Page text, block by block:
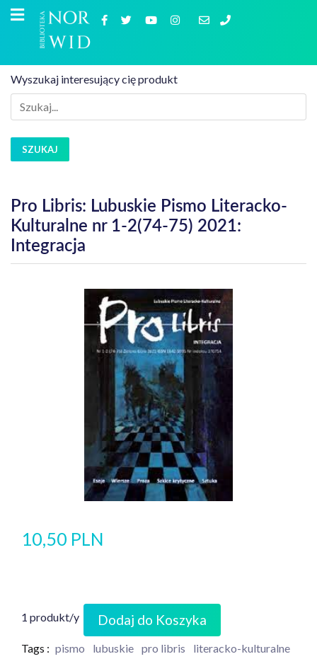
Wyszukaj interesujący cię produkt
SZUKAJ
Pro Libris: Lubuskie Pismo Literacko-
Kulturalne nr 1-2(74-75) 2021:
Integracja
10,50 PLN
1 produkt/y Dodaj do Koszyka
Tags : pismo lubuskie pro libris literacko-kulturalne